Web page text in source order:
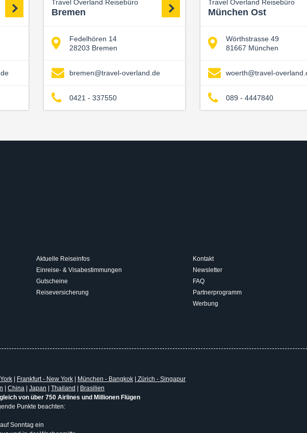
Travel Overland Reisebüro
Bremen
Fedelhören 14
28203 Bremen
bremen@travel-overland.de
0421 - 337550
Travel Overland Reisebüro
München Ost
Wörthstrasse 49
81667 München
woerth@travel-
089 - 4447840
Aktuelle Reiseinfos
Einreise- & Visabestimmungen
Gutscheine
Reiseversicherung
Kontakt
Newsletter
FAQ
Partnerprogramm
Werbung
Frankfurt - New York München - Bangkok
Zürich - Singapur
China Japan Thailand
Brasilien
von über 750 Airlines und Millionen Flügen
Punkte beachten:
Sonntag ein